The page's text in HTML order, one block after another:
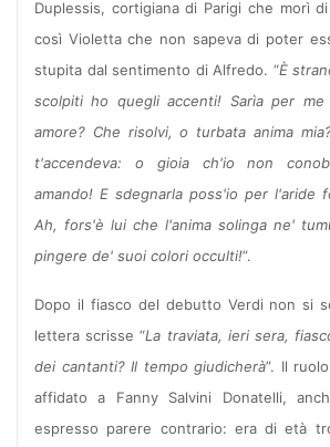
Duplessis, cortigiana di Parigi che morì
così Violetta che non sapeva di poter
stupita dal sentimento di Alfredo. “È
scolpiti ho quegli accenti! Sarìa per
amore? Che risolvi, o turbata anima
t'accendeva: o gioia ch'io non
amando! E sdegnarla poss'io per l'aride
Ah, fors'è lui che l'anima solinga ne'
pingere de' suoi colori occulti!”.
Dopo il fiasco del debutto Verdi non si
lettera scrisse “La traviata, ieri sera,
dei cantanti? Il tempo giudicherà”. Il
affidato a Fanny Salvini Donatelli,
espresso parere contrario: era di età